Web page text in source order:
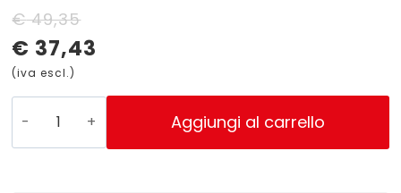
€49,35
Il
prezzo
originale
era:
€ 49,35.
€ 37,43
Il
prezzo
attuale
è:
€ 37,43.
(iva escl.)
L6111-
Aggiungi al carrello